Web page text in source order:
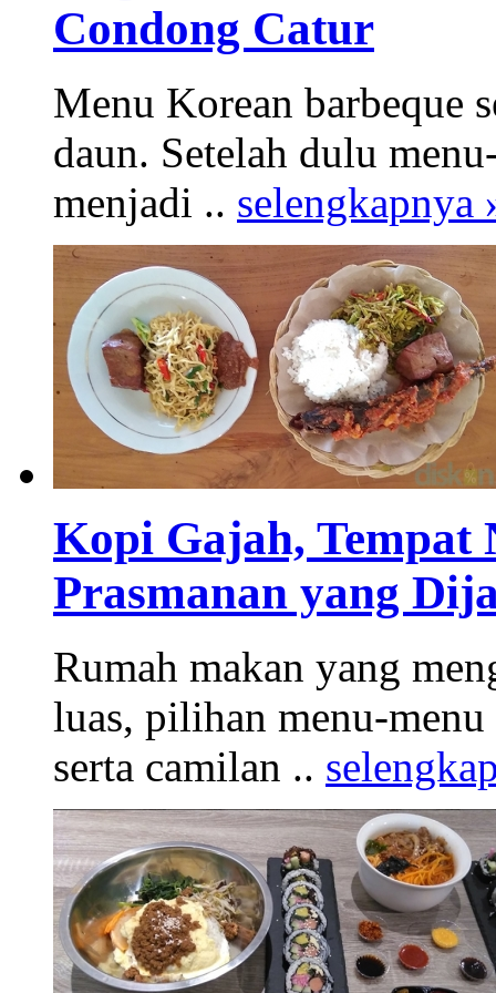
Condong Catur
Menu Korean barbeque
daun. Setelah dulu
menjadi .. selengkapnya
Kopi Gajah, Tempat
Prasmanan yang
Rumah makan yang
luas, pilihan menu-
serta camilan ..